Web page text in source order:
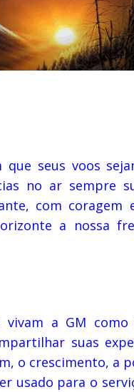
seus voos
no ar sempre
com coragem
a nossa
vivam a GM
suas
o crescimento, a
usado para o